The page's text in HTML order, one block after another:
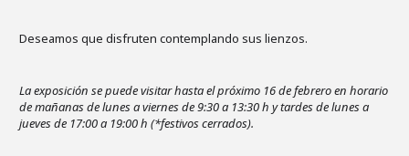
Deseamos que disfruten contemplando sus lienzos.
La exposición se puede visitar hasta el próximo 16 de febrero en horario
de mañanas de lunes a viernes de 9:30 a 13:30 h y tardes de lunes a
jueves de 17:00 a 19:00 h (*festivos cerrados).